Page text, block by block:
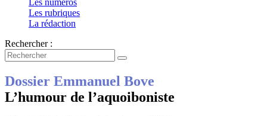
Les rubriques
La rédaction
Rechercher :
Dossier Emmanuel Bove
L’humour de l’aquoiboniste